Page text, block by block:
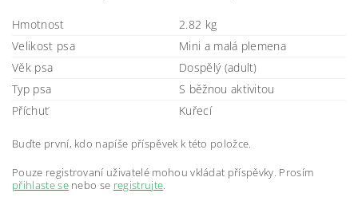
Hmotnost
2.82 kg
Velikost psa
Mini a malá plemena
Věk psa
Dospělý (adult)
Typ psa
S běžnou aktivitou
Příchuť
Kuřecí
Buďte první, kdo napíše příspěvek k této položce.
Pouze registrovaní uživatelé mohou vkládat příspěvky. Prosím
přihlaste senebo se registrujte.